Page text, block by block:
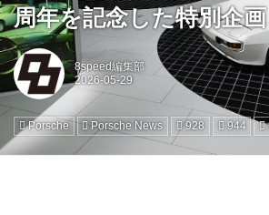
周年を記念した特別企画
8speed編集部
Porsche Porsche News 928 944